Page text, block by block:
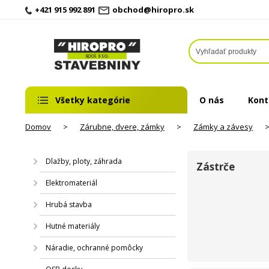
+421 915 992 891 obchod@hiropro.sk
Všetky kategórie O nás
Domov > Zárubne, dvere, zámky > Zámky a závesy >
Dlažby, ploty, záhrada
Elektromateriál
Hrubá stavba
Hutné materiály
Náradie, ochranné pomôcky
Zástrče